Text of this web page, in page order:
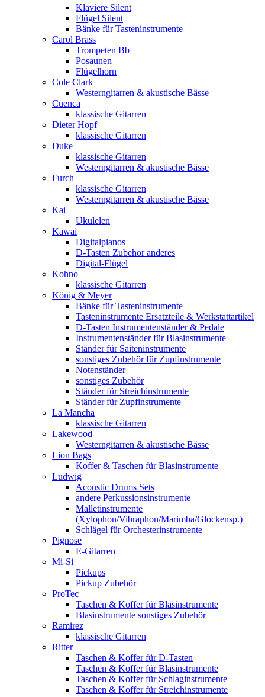
Klaviere Silent
Flügel Silent
Bänke für Tasteninstrumente
Carol Brass
Trompeten Bb
Posaunen
Flügelhorn
Cole Clark
Westerngitarren & akustische Bässe
Cuenca
klassische Gitarren
Dieter Hopf
klassische Gitarren
Duke
klassische Gitarren
Westerngitarren & akustische Bässe
Furch
klassische Gitarren
Westerngitarren & akustische Bässe
Kai
Ukulelen
Kawai
Digitalpianos
D-Tasten Zubehör anderes
Digital-Flügel
Kohno
klassische Gitarren
König & Meyer
Bänke für Tasteninstrumente
Tasteninstrumente Ersatzteile & Werkstattartikel
D-Tasten Instrumentenständer & Pedale
Instrumentenständer für Blasinstrumente
Ständer für Saiteninstrumente
sonstiges Zubehör für Zupfinstrumente
Notenständer
sonstiges Zubehör
Ständer für Streichinstrumente
Ständer für Zupfinstrumente
La Mancha
klassische Gitarren
Lakewood
Westerngitarren & akustische Bässe
Lion Bags
Koffer & Taschen für Blasinstrumente
Ludwig
Acoustic Drums Sets
andere Perkussionsinstrumente
Malletinstrumente
(Xylophon/Vibraphon/Marimba/Glockensp.)
Schlägel für Orchesterinstrumente
Pignose
E-Gitarren
Mi-Si
Pickups
Pickup Zubehör
ProTec
Taschen & Koffer für Blasinstrumente
Blasinstrumente sonstiges Zubehör
Ramirez
klassische Gitarren
Ritter
Taschen & Koffer für D-Tasten
Taschen & Koffer für Blasinstrumente
Taschen & Koffer für Schlaginstrumente
Taschen & Koffer für Streichinstrumente